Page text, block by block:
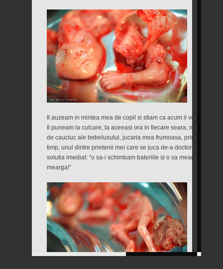
Il auzeam in mintea mea de copil si stiam ca acum il voi duce la
Il puneam la culcare, la aceeasi ora in fiecare seara, nu inainte
de cauciuc ale bebelusului, jucaria mea frumoasa, primita de la
timp, unul dintre prietenii mei care se juca de-a doctorul l-a
solutia imediat: “o sa-i schimbam bateriile si o sa mearga din
mearga!”